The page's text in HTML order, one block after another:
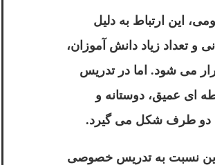
این ارتباط به دلیل
و تعداد زیاد دانش آموزان،
می شود. اما در تدریس
ای عمیق، دوستانه و
دو طرف شکل می گیرد.
نسبت به تدریس خصوصی